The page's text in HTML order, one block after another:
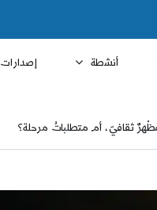
أنشطة إصدارات
ثقافيّ، أم متطلباتُ مرحلة؟